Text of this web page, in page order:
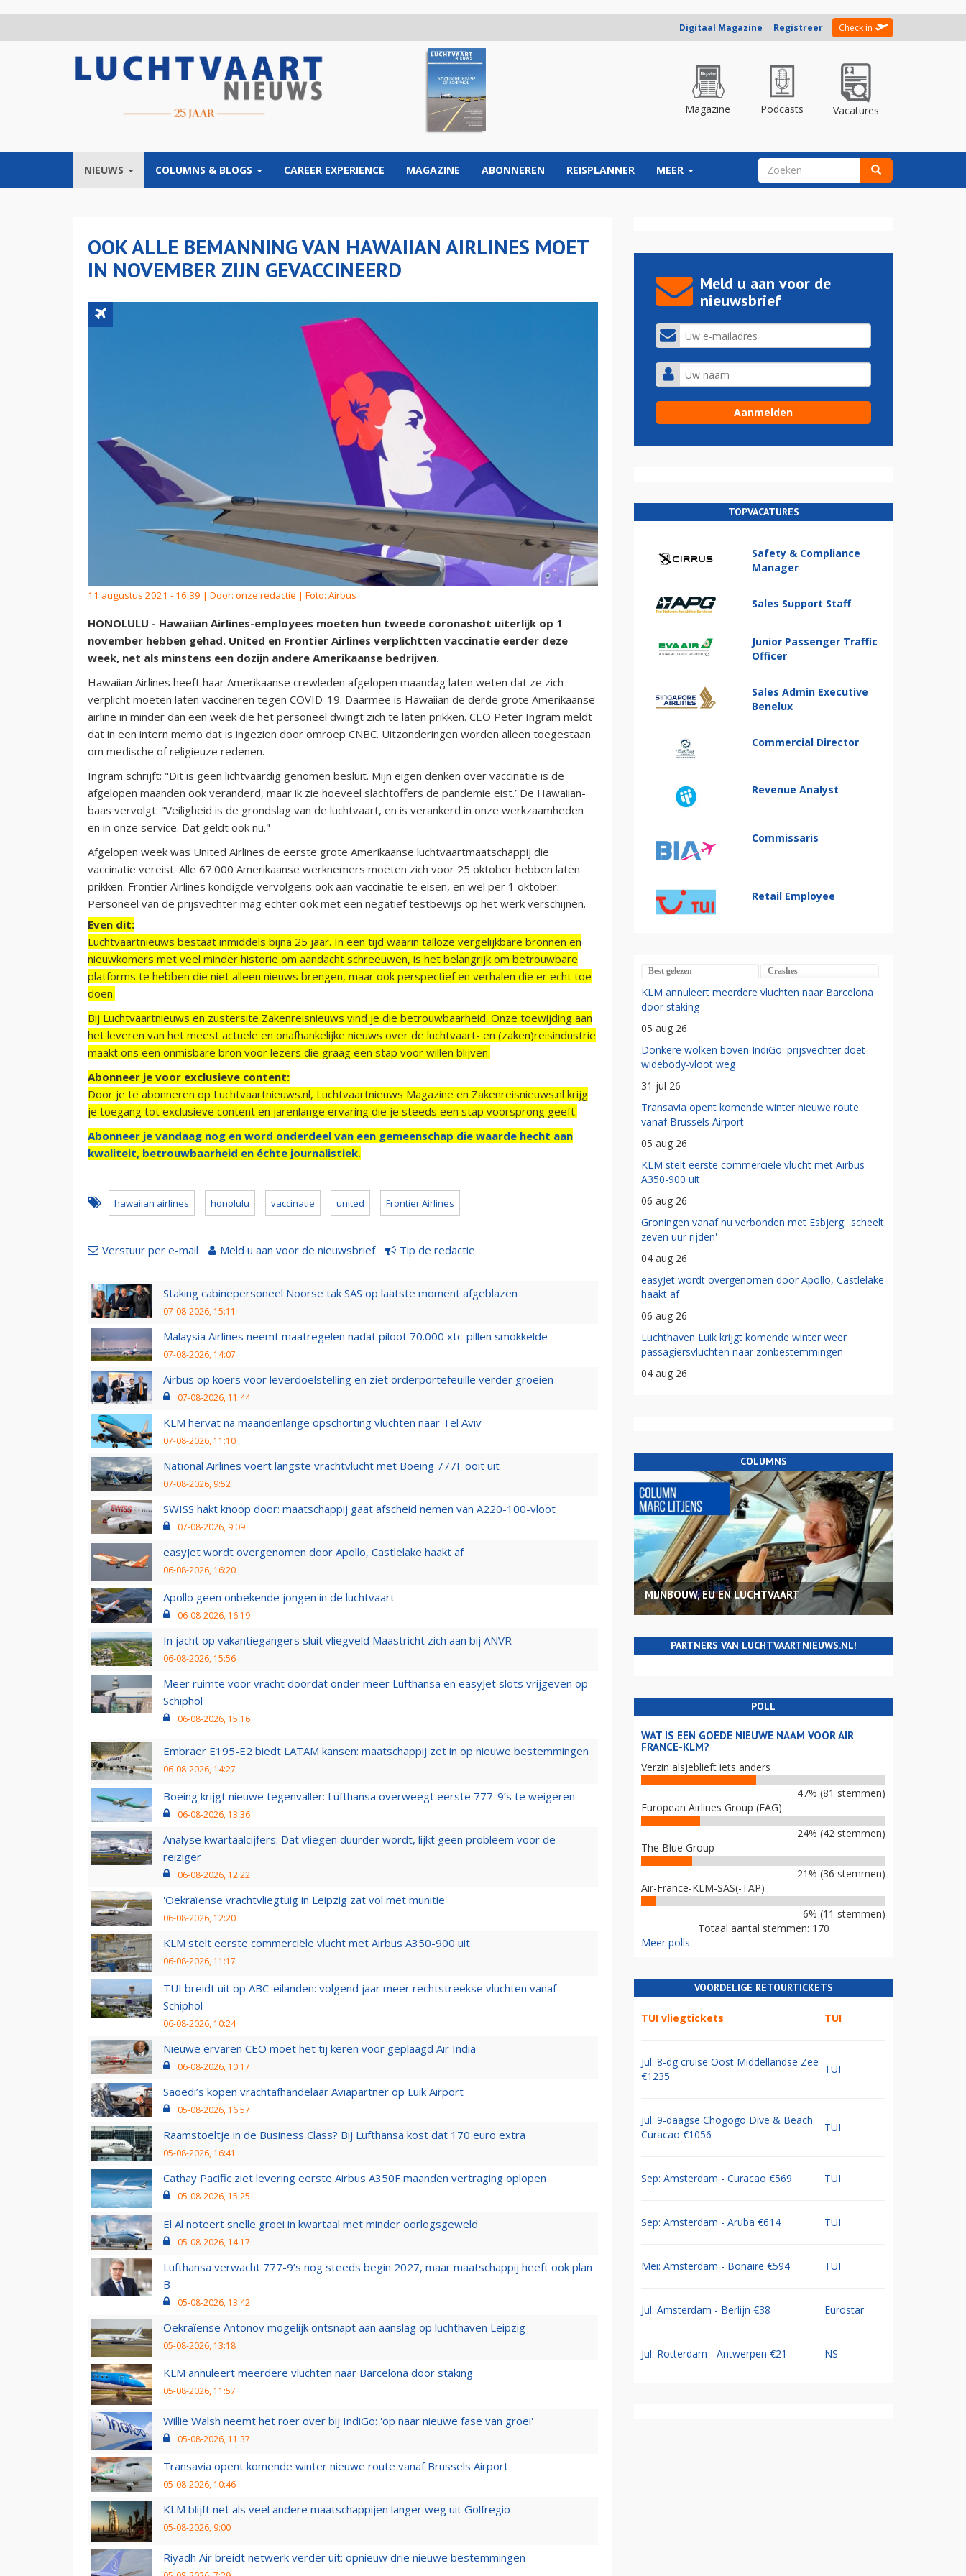
Digitaal Magazine Registreer Check in
Magazine Podcasts Vacatures
NIEUWS COLUMNS & BLOGS CAREER EXPERIENCE MAGAZINE ABONNEREN REISPLANNER MEER ZOEKVELD
OOK ALLE BEMANNING VAN HAWAIIAN AIRLINES MOET
IN NOVEMBER ZIJN GEVACCINEERD
11 augustus 2021 - 16:39 | Door: onze redactie | Foto: Airbus
HONOLULU - Hawaiian Airlines-employees moeten hun tweede coronashot uiterlijk op 1
november hebben gehad. United en Frontier Airlines verplichtten vaccinatie eerder deze
week, net als minstens een dozijn andere Amerikaanse bedrijven.
Hawaiian Airlines heeft haar Amerikaanse crewleden afgelopen maandag laten weten dat ze zich
verplicht moeten laten vaccineren tegen COVID-19. Daarmee is Hawaiian de derde grote Amerikaanse
airline in minder dan een week die het personeel dwingt zich te laten prikken. CEO Peter Ingram meldt
dat in een intern memo dat is ingezien door omroep CNBC. Uitzonderingen worden alleen toegestaan
om medische of religieuze redenen.
Ingram schrijft: "Dit is geen lichtvaardig genomen besluit. Mijn eigen denken over vaccinatie is de
afgelopen maanden ook veranderd, maar ik zie hoeveel slachtoffers de pandemie eist.’ De Hawaiian-
baas vervolgt: "Veiligheid is de grondslag van de luchtvaart, en is verankerd in onze werkzaamheden
en in onze service. Dat geldt ook nu."
Afgelopen week was United Airlines de eerste grote Amerikaanse luchtvaartmaatschappij die
vaccinatie vereist. Alle 67.000 Amerikaanse werknemers moeten zich voor 25 oktober hebben laten
prikken. Frontier Airlines kondigde vervolgens ook aan vaccinatie te eisen, en wel per 1 oktober.
Personeel van de prijsvechter mag echter ook met een negatief testbewijs op het werk verschijnen.
Even dit:
Luchtvaartnieuws bestaat inmiddels bijna 25 jaar. In een tijd waarin talloze vergelijkbare bronnen en
nieuwkomers met veel minder historie om aandacht schreeuwen, is het belangrijk om betrouwbare
platforms te hebben die niet alleen nieuws brengen, maar ook perspectief en verhalen die er echt toe
doen.
Bij Luchtvaartnieuws en zustersite Zakenreisnieuws vind je die betrouwbaarheid. Onze toewijding aan
het leveren van het meest actuele en onafhankelijke nieuws over de luchtvaart- en (zaken)reisindustrie
maakt ons een onmisbare bron voor lezers die graag een stap voor willen blijven.
Abonneer je voor exclusieve content:
Door je te abonneren op Luchtvaartnieuws.nl, Luchtvaartnieuws Magazine en Zakenreisnieuws.nl krijg
je toegang tot exclusieve content en jarenlange ervaring die je steeds een stap voorsprong geeft.
Abonneer je vandaag nog en word onderdeel van een gemeenschap die waarde hecht aan
kwaliteit, betrouwbaarheid en échte journalistiek.
hawaiian airlines honolulu vaccinatie united Frontier Airlines
Verstuur per e-mail Meld u aan voor de nieuwsbrief Tip de redactie
Staking cabinepersoneel Noorse tak SAS op laatste moment afgeblazen
07-08-2026, 15:11
Malaysia Airlines neemt maatregelen nadat piloot 70.000 xtc-pillen smokkelde
07-08-2026, 14:07
Airbus op koers voor leverdoelstelling en ziet orderportefeuille verder groeien
07-08-2026, 11:44
KLM hervat na maandenlange opschorting vluchten naar Tel Aviv
07-08-2026, 11:10
National Airlines voert langste vrachtvlucht met Boeing 777F ooit uit
07-08-2026, 9:52
SWISS hakt knoop door: maatschappij gaat afscheid nemen van A220-100-vloot
07-08-2026, 9:09
easyJet wordt overgenomen door Apollo, Castlelake haakt af
06-08-2026, 16:20
Apollo geen onbekende jongen in de luchtvaart
06-08-2026, 16:19
In jacht op vakantiegangers sluit vliegveld Maastricht zich aan bij ANVR
06-08-2026, 15:56
Meer ruimte voor vracht doordat onder meer Lufthansa en easyJet slots vrijgeven op
Schiphol
06-08-2026, 15:16
Embraer E195-E2 biedt LATAM kansen: maatschappij zet in op nieuwe bestemmingen
06-08-2026, 14:27
Boeing krijgt nieuwe tegenvaller: Lufthansa overweegt eerste 777-9’s te weigeren
06-08-2026, 13:36
Analyse kwartaalcijfers: Dat vliegen duurder wordt, lijkt geen probleem voor de
reiziger
06-08-2026, 12:22
'Oekraïense vrachtvliegtuig in Leipzig zat vol met munitie'
06-08-2026, 12:20
KLM stelt eerste commerciële vlucht met Airbus A350-900 uit
06-08-2026, 11:17
TUI breidt uit op ABC-eilanden: volgend jaar meer rechtstreekse vluchten vanaf
Schiphol
06-08-2026, 10:24
Nieuwe ervaren CEO moet het tij keren voor geplaagd Air India
06-08-2026, 10:17
Saoedi’s kopen vrachtafhandelaar Aviapartner op Luik Airport
05-08-2026, 16:57
Raamstoeltje in de Business Class? Bij Lufthansa kost dat 170 euro extra
05-08-2026, 16:41
Cathay Pacific ziet levering eerste Airbus A350F maanden vertraging oplopen
05-08-2026, 15:25
El Al noteert snelle groei in kwartaal met minder oorlogsgeweld
05-08-2026, 14:17
Lufthansa verwacht 777-9’s nog steeds begin 2027, maar maatschappij heeft ook plan
B
05-08-2026, 13:42
Oekraïense Antonov mogelijk ontsnapt aan aanslag op luchthaven Leipzig
05-08-2026, 13:18
KLM annuleert meerdere vluchten naar Barcelona door staking
05-08-2026, 11:57
Willie Walsh neemt het roer over bij IndiGo: 'op naar nieuwe fase van groei'
05-08-2026, 11:37
Transavia opent komende winter nieuwe route vanaf Brussels Airport
05-08-2026, 10:46
KLM blijft net als veel andere maatschappijen langer weg uit Golfregio
05-08-2026, 9:00
Riyadh Air breidt netwerk verder uit: opnieuw drie nieuwe bestemmingen
Meld u aan voor de
nieuwsbrief
TOPVACATURES
Safety & Compliance
Manager
Sales Support Staff
Junior Passenger Traffic
Officer
Sales Admin Executive
Benelux
Commercial Director
Revenue Analyst
Commissaris
Retail Employee
Best gelezen Crashes
KLM annuleert meerdere vluchten naar Barcelona
door staking
05 aug 26
Donkere wolken boven IndiGo: prijsvechter doet
widebody-vloot weg
31 jul 26
Transavia opent komende winter nieuwe route
vanaf Brussels Airport
05 aug 26
KLM stelt eerste commerciële vlucht met Airbus
A350-900 uit
06 aug 26
Groningen vanaf nu verbonden met Esbjerg: 'scheelt
zeven uur rijden'
04 aug 26
easyJet wordt overgenomen door Apollo, Castlelake
haakt af
06 aug 26
Luchthaven Luik krijgt komende winter weer
passagiersvluchten naar zonbestemmingen
04 aug 26
COLUMNS
MIJNBOUW, EU EN LUCHTVAART
PARTNERS VAN LUCHTVAARTNIEUWS.NL!
POLL
WAT IS EEN GOEDE NIEUWE NAAM VOOR AIR
FRANCE-KLM?
Verzin alsjeblieft iets anders
47% (81 stemmen)
European Airlines Group (EAG)
24% (42 stemmen)
The Blue Group
21% (36 stemmen)
Air-France-KLM-SAS(-TAP)
6% (11 stemmen)
Totaal aantal stemmen: 170
Meer polls
VOORDELIGE RETOURTICKETS
TUI vliegtickets TUI
Jul: 8-dg cruise Oost Middellandse Zee
€1235
TUI
Jul: 9-daagse Chogogo Dive & Beach
Curacao €1056
TUI
Sep: Amsterdam - Curacao €569 TUI
Sep: Amsterdam - Aruba €614 TUI
Mei: Amsterdam - Bonaire €594 TUI
Jul: Amsterdam - Berlijn €38 Eurostar
Jul: Rotterdam - Antwerpen €21 NS